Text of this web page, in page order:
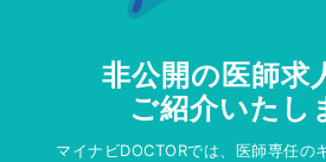
非公開の医師求
ご紹介いたし
マイナビDOCTORでは、医師専任の